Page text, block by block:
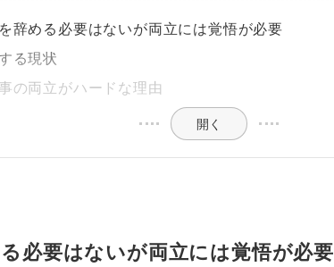
辞める必要はないが両立には覚悟が必要
る現状
の両立がハードな理由
開く
る必要はないが両立には覚悟が必要